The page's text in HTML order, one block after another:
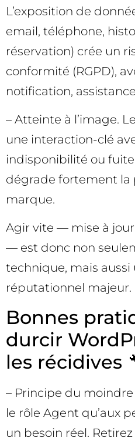
L’exposition de
email, téléphone,
réservation) crée un
conformité (RGPD),
notification,
– Atteinte à l’image.
une interaction-clé
indisponibilité ou
dégrade fortement la
marque.
Agir vite — mise à
— est donc non
technique, mais
réputationnel majeur.
Bonnes
durcir
les récidives
– Principe du
le rôle Agent qu’aux
un besoin réel.